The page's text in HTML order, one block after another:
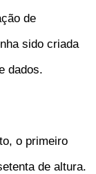
de
sido criada
dados.
o primeiro
de altura.